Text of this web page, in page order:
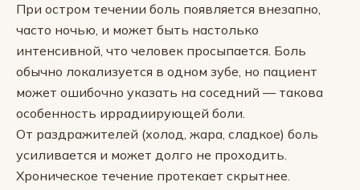
При остром течении боль появляется внезапно,
часто ночью, и может быть настолько
интенсивной, что человек просыпается. Боль
обычно локализуется в одном зубе, но пациент
может ошибочно указать на соседний — такова
особенность иррадиирующей боли.
От раздражителей (холод, жара, сладкое) боль
усиливается и может долго не проходить.
Хроническое течение протекает скрытнее.